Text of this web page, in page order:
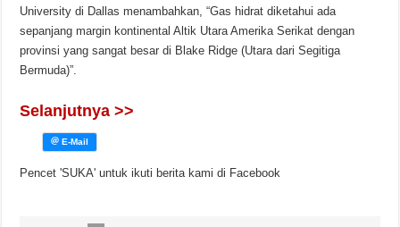
University di Dallas menambahkan, “Gas hidrat diketahui ada
sepanjang margin kontinental Altik Utara Amerika Serikat dengan
provinsi yang sangat besar di Blake Ridge (Utara dari Segitiga
Bermuda)”.
Selanjutnya >>
Pencet 'SUKA' untuk ikuti berita kami di Facebook